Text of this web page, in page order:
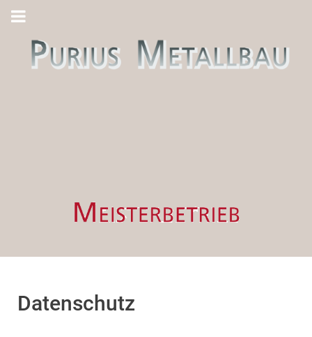
Datenschutz